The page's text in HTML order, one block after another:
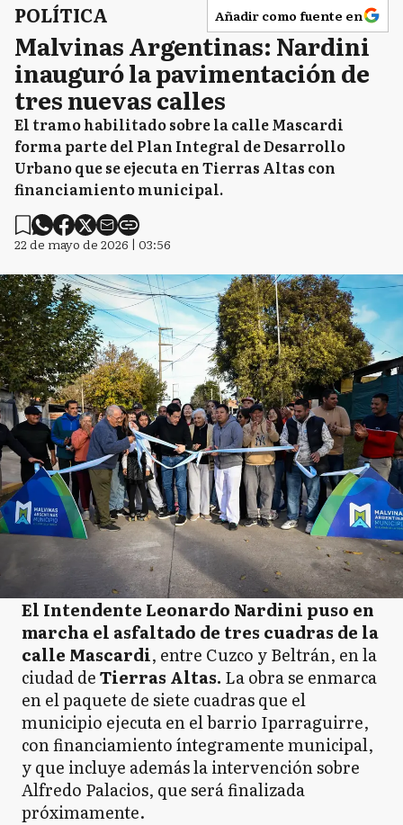
POLÍTICA Añadir como fuente en
Malvinas Argentinas: Nardini
inauguró la pavimentación de
tres nuevas calles
El tramo habilitado sobre la calle Mascardi
forma parte del Plan Integral de Desarrollo
Urbano que se ejecuta en Tierras Altas con
financiamiento municipal.
22 de mayo de 2026 | 03:56
El Intendente Leonardo Nardini puso en
marcha el asfaltado de tres cuadras de la
calle Mascardi, entre Cuzco y Beltrán, en la
ciudad deTierras Altas. La obra se enmarca
en el paquete de siete cuadras que el
municipio ejecuta en el barrio Iparraguirre,
con financiamiento íntegramente municipal,
y que incluye además la intervención sobre
Alfredo Palacios, que será finalizada
próximamente.